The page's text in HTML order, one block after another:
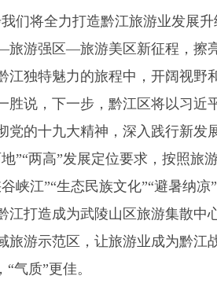
们将全力打造黔江旅游业发展
游强区—旅游美区新征程，擦
江独特魅力的旅程中，开阔视野
胜说，下一步，黔江区将以习近
党的十九大精神，深入践行新发
”“两高”发展定位要求，按照旅
峡江”“生态民族文化”“避暑纳
江打造成为武陵山区旅游集散中
旅游示范区，让旅游业成为黔江
气质”更佳。